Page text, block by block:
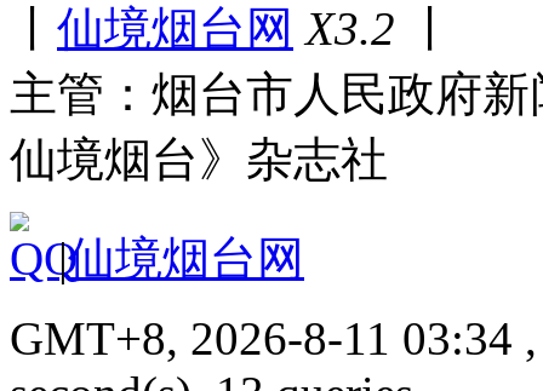
仙境烟台网 X3.2
主管：烟台市人民政府
仙境烟台》杂志社
|仙境烟台网
GMT+8, 2026-8-11 03:34